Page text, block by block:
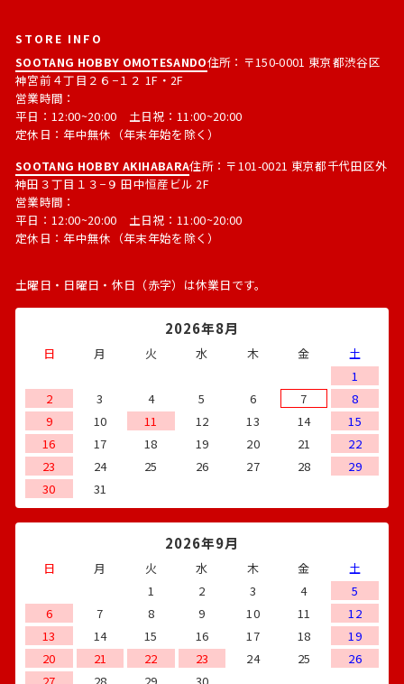
STORE INFO
SOOTANG HOBBY OMOTESANDO住所：〒150-0001 東京都渋谷区
神宮前４丁目２６−１２ 1F・2F
営業時間：
平日：12:00~20:00 土日祝：11:00~20:00
定休日：年中無休（年末年始を除く）
SOOTANG HOBBY AKIHABARA住所：〒101-0021 東京都千代田区外
神田３丁目１３−９ 田中恒産ビル 2F
営業時間：
平日：12:00~20:00 土日祝：11:00~20:00
定休日：年中無休（年末年始を除く）
土曜日・日曜日・休日（赤字）は休業日です。
2026年8月
日 月 火 水 木 金
土
1
2
3 4 5 6 7
8
9
10 11 12 13 14
15
16
17 18 19 20 21
22
23
24 25 26 27 28
29
30
31
2026年9月
日 月 火 水 木 金
土
1
2 3 4
5
6
7 8 9 10 11
12
13
14 15 16 17 18
19
20
21 22 23 24 25
26